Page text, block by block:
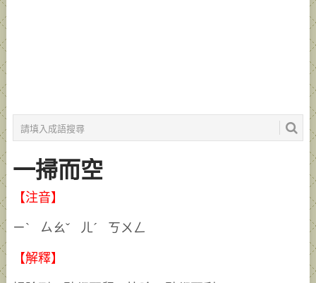
一掃而空
【注音】
ㄧˋ ㄙㄠˇ ㄦˊ ㄎㄨㄥ
【解釋】